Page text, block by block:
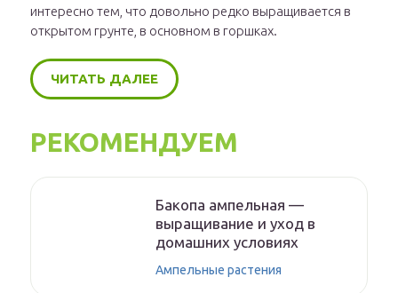
интересно тем, что довольно редко выращивается в
открытом грунте, в основном в горшках.
ЧИТАТЬ ДАЛЕЕ
РЕКОМЕНДУЕМ
Бакопа ампельная —
выращивание и уход в
домашних условиях
Ампельные растения